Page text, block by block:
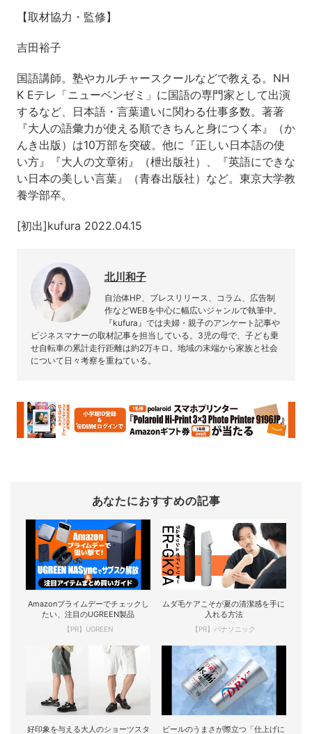
【取材協力・監修】
吉田裕子
国語講師。塾やカルチャースクールなどで教える。NH
K Eテレ「ニューベンゼミ」に国語の専門家として出演
するなど、日本語・言葉遣いに関わる仕事多数。著著
『大人の語彙力が使える順できちんと身につく本』（か
んき出版）は10万部を突破。他に『正しい日本語の使
い方』『大人の文章術』（枻出版社）、『英語にできな
い日本の美しい言葉』（青春出版社）など。東京大学教
養学部卒。
[初出]kufura 2022.04.15
北川和子
自治体HP、プレスリリース、コラム、広告制
作などWEBを中心に幅広いジャンルで執筆中。
『kufura』では夫婦・親子のアンケート記事や
ビジネスマナーの取材記事を担当している。3児の母で、子ども乗
せ自転車の累計走行距離は約2万キロ。地域の末端から家族と社会
について日々考察を重ねている。
あなたにおすすめの記事
Amazonプライムデーでチェックし
たい、注目のUGREEN製品
【PR】UGREEN
ムダ毛ケアこそが夏の清潔感を手に
入れる方法
【PR】パナソニック
好印象を与える大人のショーツスタ
ビールのうまさが際立つ「仕上げに